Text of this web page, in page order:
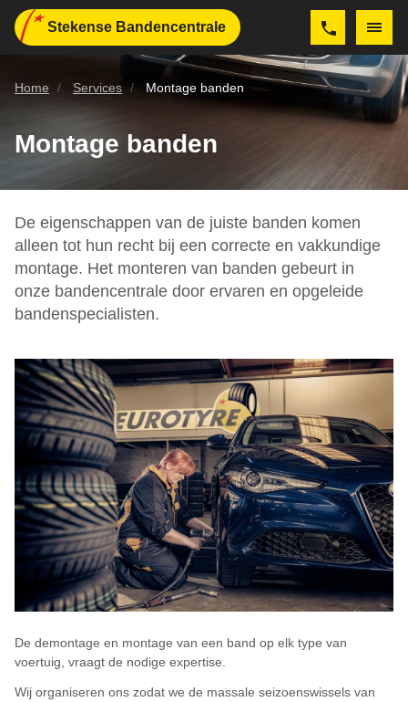
Stekense Bandencentrale
Home Services Montage banden
Montage banden
De eigenschappen van de juiste banden komen
alleen tot hun recht bij een correcte en vakkundige
montage. Het monteren van banden gebeurt in
onze bandencentrale door ervaren en opgeleide
bandenspecialisten.
De demontage en montage van een band op elk type van
voertuig, vraagt de nodige expertise.
Wij organiseren ons zodat we de massale seizoenswissels van